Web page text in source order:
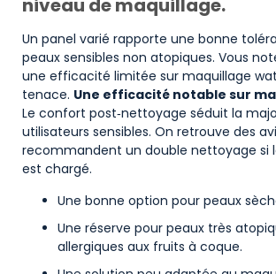
niveau de maquillage.
Un panel varié rapporte une bonne
peaux sensibles non atopiques. Vous
une efficacité limitée sur maquillage
tenace. Une efficacité notable sur
Le confort post‑nettoyage séduit la
utilisateurs sensibles. On retrouve des
recommandent un double nettoyage si
est chargé.
Une bonne option pour peaux
Une réserve pour peaux très
allergiques aux fruits à coque.